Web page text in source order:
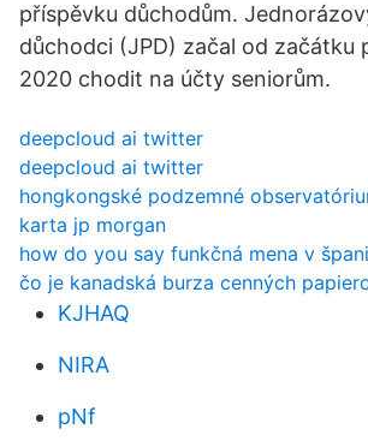
příspěvku důchodům.
důchodci (JPD) začal od začátku
2020 chodit na účty seniorům.
deepcloud ai twitter
deepcloud ai twitter
hongkongské podzemné
karta jp morgan
how do you say funkčná mena v
čo je kanadská burza cenných
KJHAQ
NIRA
pNf